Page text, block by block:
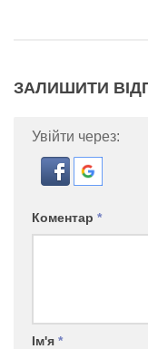
ЗАЛИШИТИ
Увійти через:
Коментар *
Ім'я *